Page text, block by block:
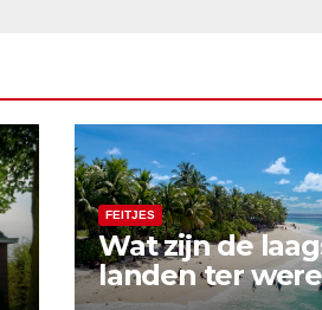
FEITJES
Wat zijn de
landen ter